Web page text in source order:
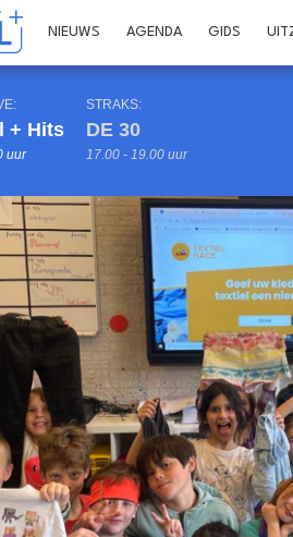
NIEUWS AGENDA GIDS
+ Hits
uur
STRAKS:
DE 30
17.00 - 19.00 uur